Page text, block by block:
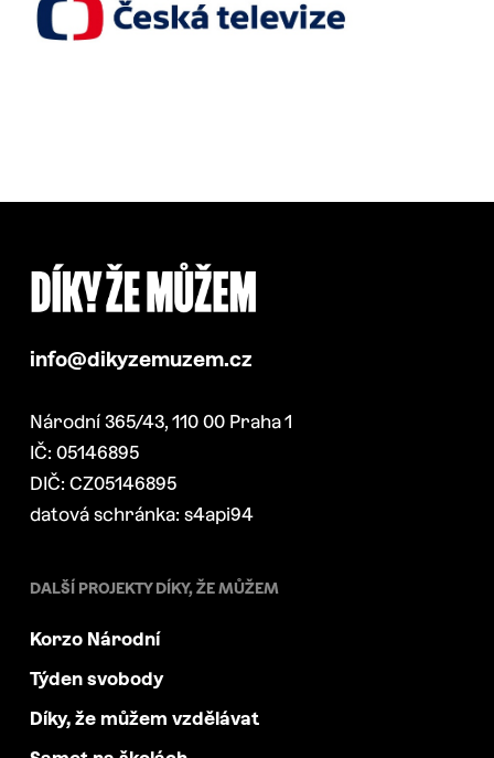
info@dikyzemuzem.cz
Národní 365/43, 110 00 Praha 1
IČ: 05146895
DIČ: CZ05146895
datová schránka: s4api94
DALŠÍ PROJEKTY DÍKY, ŽE MŮŽEM
Korzo Národní
Týden svobody
Díky, že můžem vzdělávat